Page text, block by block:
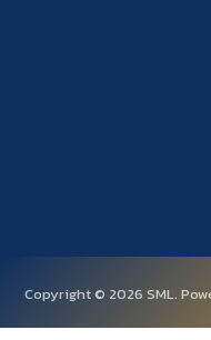
Copyright © 2026 SML.